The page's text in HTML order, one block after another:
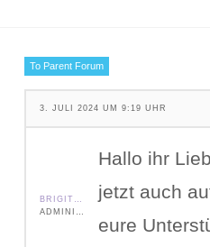
To Parent Forum
3. JULI 2024 UM 9:19 UHR
BRIGITTE
ADMINISTRATOR
Hallo ihr
jetzt auch
eure